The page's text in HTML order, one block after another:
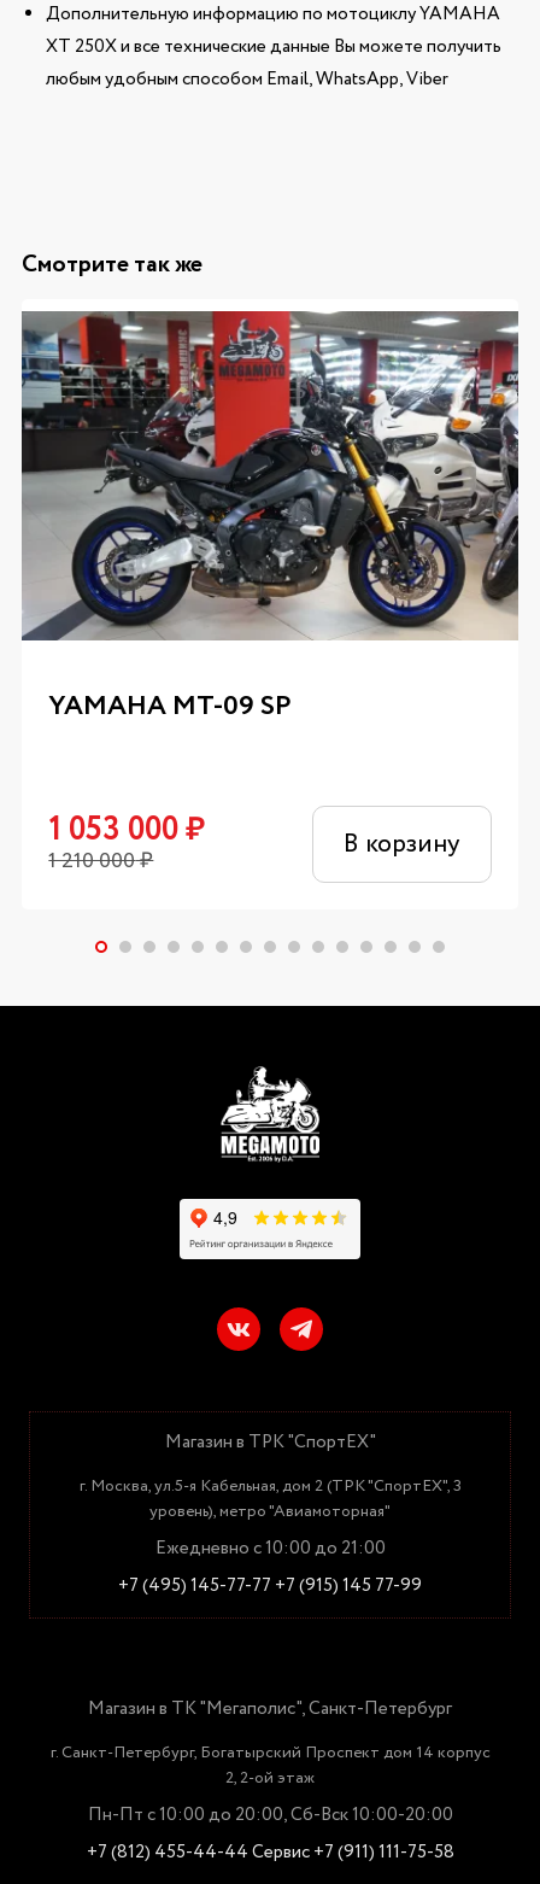
Дополнительную информацию по мотоциклу YAMAHA
XT 250X и все технические данные Вы можете получить
любым удобным способом Email, WhatsApp, Viber
Смотрите так же
YAMAHA MT-09 SP
1 053 000₽
1 210 000₽ В корзину
Магазин в ТРК "СпортЕХ"
г. Москва, ул.5-я Кабельная, дом 2 (ТРК "СпортЕХ", 3
уровень), метро "Авиамоторная"
Ежедневно с 10:00 до 21:00
+7 (495) 145-77-77 +7 (915) 145 77-99
Магазин в ТК "Мегаполис", Санкт-Петербург
г. Санкт-Петербург, Богатырский Проспект дом 14 корпус
2, 2-ой этаж
Пн-Пт с 10:00 до 20:00, Сб-Вск 10:00-20:00
+7 (812) 455-44-44Сервис +7 (911) 111-75-58